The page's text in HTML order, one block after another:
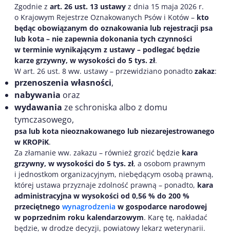
Zgodnie z art. 26 ust. 13 ustawy z dnia 15 maja 2026 r.
o Krajowym Rejestrze Oznakowanych Psów i Kotów – kto
będąc obowiązanym do oznakowania lub rejestracji psa
lub kota – nie zapewnia dokonania tych czynności
w terminie wynikającym z ustawy – podlegać będzie
karze grzywny, w wysokości do 5 tys. zł.
W art. 26 ust. 8 ww. ustawy – przewidziano ponadto zakaz:
przenoszenia własności,
nabywania oraz
wydawania ze schroniska albo z domu
tymczasowego,
psa lub kota nieoznakowanego lub niezarejestrowanego
w KROPiK.
Za złamanie ww. zakazu – również grozić będzie kara
grzywny, w wysokości do 5 tys. zł, a osobom prawnym
i jednostkom organizacyjnym, niebędącym osobą prawną,
której ustawa przyznaje zdolność prawną – ponadto, kara
administracyjna w wysokości od 0,56 % do 200 %
przeciętnego wynagrodzenia w gospodarce narodowej
w poprzednim roku kalendarzowym. Karę tę, nakładać
będzie, w drodze decyzji, powiatowy lekarz weterynarii.